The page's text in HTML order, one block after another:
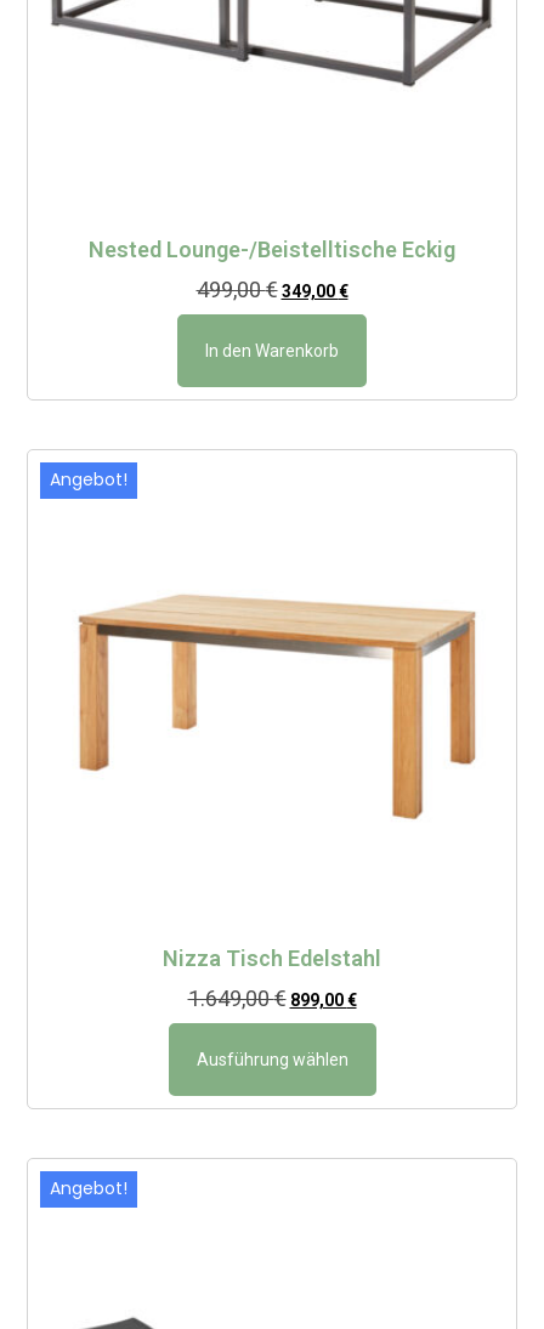
Nested Lounge-/Beistelltische Eckig
499,00€ 349,00€
In den Warenkorb
Angebot!
Nizza Tisch Edelstahl
1.649,00€ 899,00€
Ausführung wählen
Angebot!